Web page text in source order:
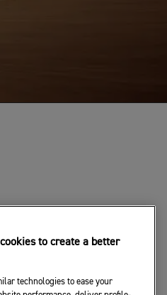
to create a better
technologies to ease your